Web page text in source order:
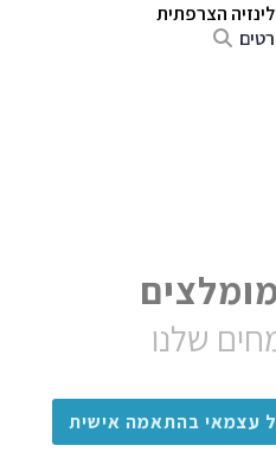
הצרפתית
שלנו
עצמאי בהתאמה אישית